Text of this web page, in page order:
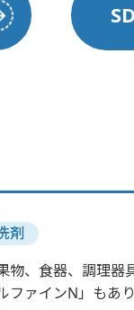
剤
物、食器、調理器
ファインN」もあり